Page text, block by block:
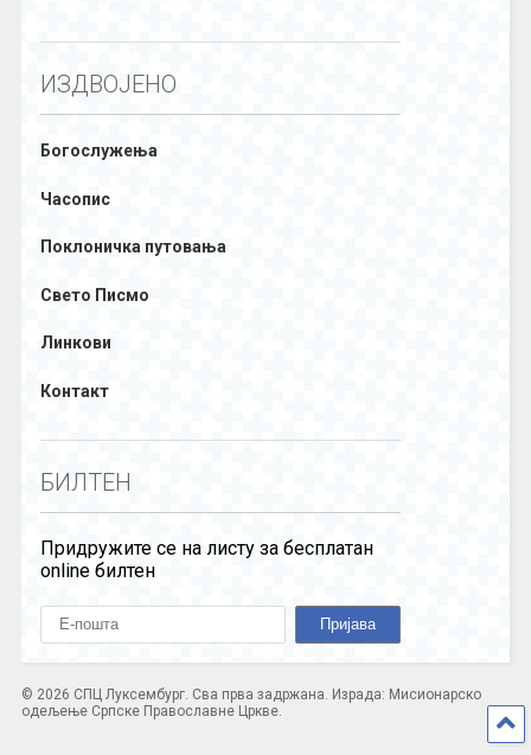
ИЗДВОЈЕНО
Богослужења
Часопис
Поклоничка путовања
Свето Писмо
Линкови
Контакт
БИЛТЕН
Придружите се на листу за бесплатан
online билтен
© 2026 СПЦ Луксембург. Сва прва задржана. Израда: Мисионарско
одељење Српске Православне Цркве.